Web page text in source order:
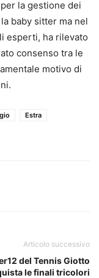
la gestione dei
baby sitter ma nel
esperti, ha rilevato
consenso tra le
motivo di
Estra
Articolo successivo
del Tennis Giotto
le finali tricolori